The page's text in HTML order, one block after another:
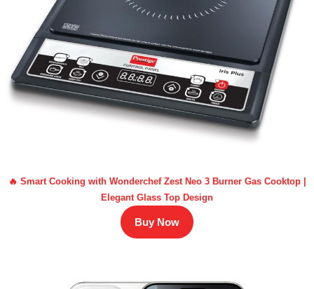
🔥 Smart Cooking with Wonderchef Zest Neo 3 Burner Gas Cooktop |
Elegant Glass Top Design
Buy Now